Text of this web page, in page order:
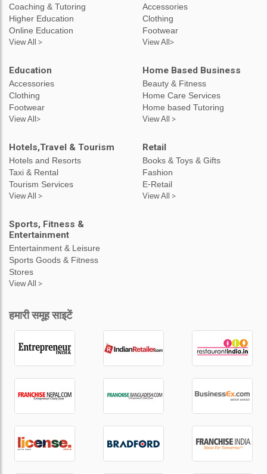
Coaching & Tutoring
Higher Education
Online Education
View All >
Accessories
Clothing
Footwear
View All>
Education
Accessories
Clothing
Footwear
View All>
Home Based Business
Beauty & Fitness
Home Care Services
Home based Tutoring
View All >
Hotels,Travel & Tourism
Hotels and Resorts
Taxi & Rental
Tourism Services
View All >
Retail
Books & Toys & Gifts
Fashion
E-Retail
View All >
Sports, Fitness &
Entertainment
Entertainment & Leisure
Sports Goods & Fitness
Stores
View All >
हमारी समूह साइटें